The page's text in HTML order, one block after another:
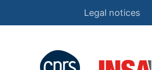
Legal notices